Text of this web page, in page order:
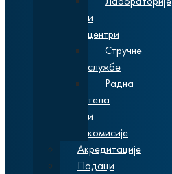
и
центри
Стручне
службе
Радна
тела
и
комисије
Акредитације
Подаци